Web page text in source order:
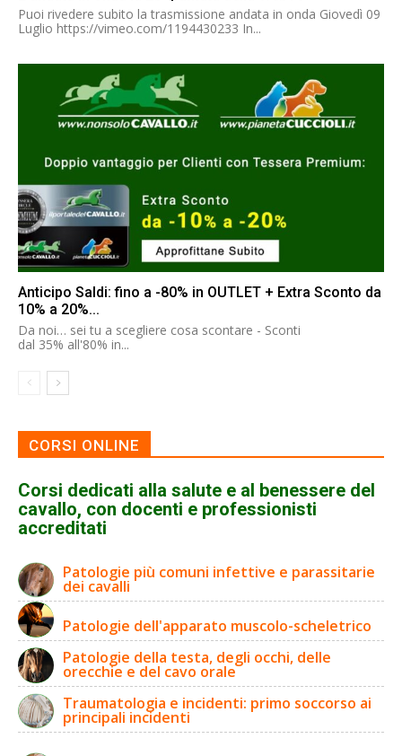
Puoi rivedere subito la trasmissione andata in onda Giovedì 09
Luglio https://vimeo.com/1194430233 In...
Anticipo Saldi: fino a -80% in OUTLET + Extra Sconto da
10% a 20%...
Da noi… sei tu a scegliere cosa scontare - Sconti
dal 35% all'80% in...
CORSI ONLINE
Corsi dedicati alla salute e al benessere del
cavallo, con docenti e professionisti
accreditati
Patologie più comuni infettive e parassitarie
dei cavalli
Patologie dell'apparato muscolo-scheletrico
Patologie della testa, degli occhi, delle
orecchie e del cavo orale
Traumatologia e incidenti: primo soccorso ai
principali incidenti